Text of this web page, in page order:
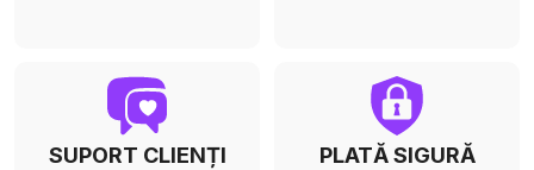
SUPORT CLIENȚI PLATĂ SIGURĂ